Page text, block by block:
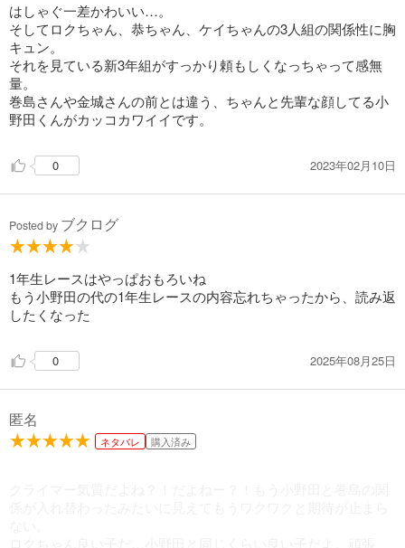
試し読み
あらすじを表示する
弱虫ペダル 100
693 円 (税込)
弱虫ペダル 101
649円 (税込)
はしゃぐ一差かわいい…。
そしてロクちゃん、恭ちゃん、ケイちゃんの3人組の関係性に胸
キュン。
それを見ている新3年組がすっかり頼もしくなっちゃって感無
量。
巻島さんや金城さんの前とは違う、ちゃんと先輩な顔してる小
野田くんがカッコカワイイです。
0 2023年02月10日
Posted by ブクログ
1年生レースはやっぱおもろいね
もう小野田の代の1年生レースの内容忘れちゃったから、読み返
したくなった
0 2025年08月25日
匿名
ネタバレ 購入済み